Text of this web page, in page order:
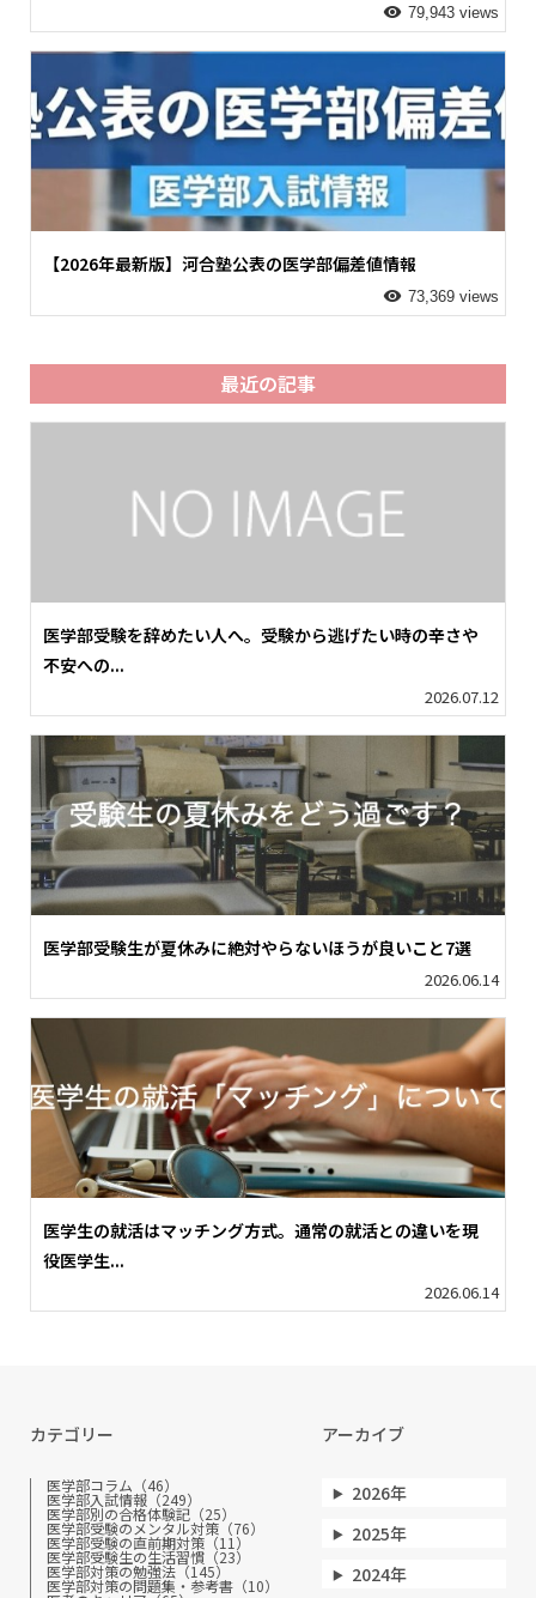
79,943 views
【2026年最新版】河合塾公表の医学部偏差値情報
73,369 views
最近の記事
医学部受験を辞めたい人へ。受験から逃げたい時の辛さや
不安への...
2026.07.12
医学部受験生が夏休みに絶対やらないほうが良いこと7選
2026.06.14
医学生の就活はマッチング方式。通常の就活との違いを現
役医学生...
2026.06.14
カテゴリー
医学部コラム（46）
医学部入試情報（249）
医学部別の合格体験記（25）
医学部受験のメンタル対策（76）
医学部受験の直前期対策（11）
医学部受験生の生活習慣（23）
医学部対策の勉強法（145）
医学部対策の問題集・参考書（10）
アーカイブ
2026年
2025年
2024年